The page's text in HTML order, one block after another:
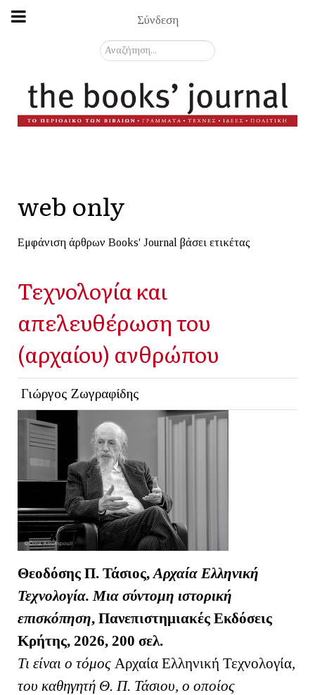
Σύνδεση
Αναζήτηση...
web only
Εμφάνιση άρθρων Books' Journal βάσει ετικέτας
Τεχνολογία και
απελευθέρωση του
(αρχαίου) ανθρώπου
Γιώργος Ζωγραφίδης
Θεοδόσης Π. Τάσιος, Αρχαία Ελληνική
Τεχνολογία. Μια σύντομη ιστορική
επισκόπηση, Πανεπιστημιακές Εκδόσεις
Κρήτης, 2026, 200 σελ.
Τι είναι ο τόμος Αρχαία Ελληνική Τεχνολογία,
του καθηγητή Θ. Π. Τάσιου, ο οποίος